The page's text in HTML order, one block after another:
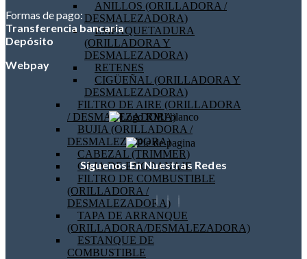
ANILLOS (ORILLADORA /
DESMALEZADORA)
EMPAQUETADURA
(ORILLADORA Y
DESMALEZADORA)
RETENES
CIGÜEÑAL (ORILLADORA Y
DESMALEZADORA)
FILTRO DE AIRE (ORILLADORA
/ DESMALEZADORA)
BUJIA (ORILLADORA /
DESMALEZADORA)
CABEZAL (TRIMMER)
CAJA DE ENGRANAJE
FILTRO DE COMBUSTIBLE
(ORILLADORA /
DESMALEZADORA)
TAPA DE ARRANQUE
(ORILLADORA/DESMALEZADORA)
ESTANQUE DE
COMBUSTIBLE
Formas de pago:
Transferencia bancaria
Depósito
Webpay
Síguenos En Nuestras Redes